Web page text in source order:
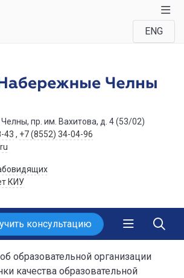
ENG
пр. им. Вахитова, д. 4 (53/02)
43 , +7 (8552) 34-04-96
КИУ
консультацию
образовательной организации
качества образовательной